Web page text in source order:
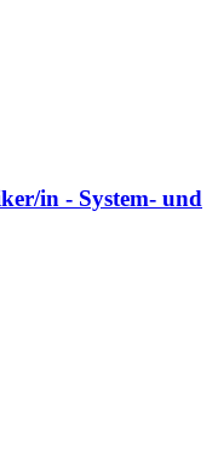
in - System- und